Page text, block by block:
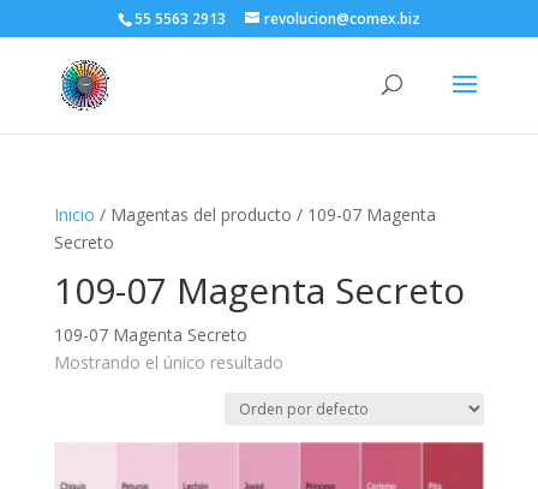
55 5563 2913 revolucion@comex.biz
Inicio / Magentas del producto / 109-07 Magenta
Secreto
109-07 Magenta Secreto
109-07 Magenta Secreto
Mostrando el único resultado